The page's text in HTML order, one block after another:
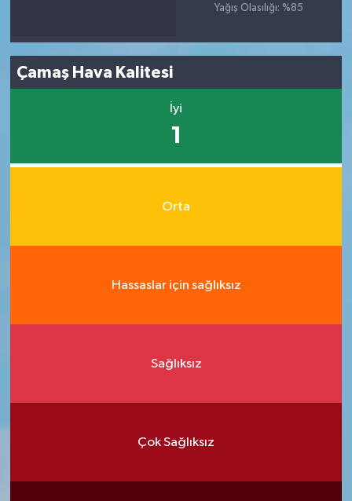
Yağış Olasılığı: %85
Çamaş Hava Kalitesi
İyi
1
Orta
Hassaslar için sağlıksız
Sağlıksız
Çok Sağlıksız